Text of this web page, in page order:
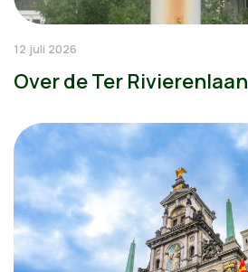
12 juli 2026
Over de Ter Rivierenlaan